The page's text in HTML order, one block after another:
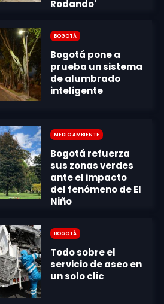
Bogotá
Medio Ambiente
Bogotá